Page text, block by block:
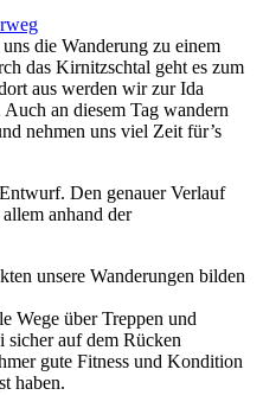
die Wanderung zu einem
das Kirnitzschtal geht es zum
aus werden wir zur Ida
an diesem Tag wandern
nehmen uns viel Zeit für’s
Den genauer Verlauf
anhand der
unsere Wanderungen bilden
Wege über Treppen und
auf dem Rücken
gute Fitness und Kondition
haben.